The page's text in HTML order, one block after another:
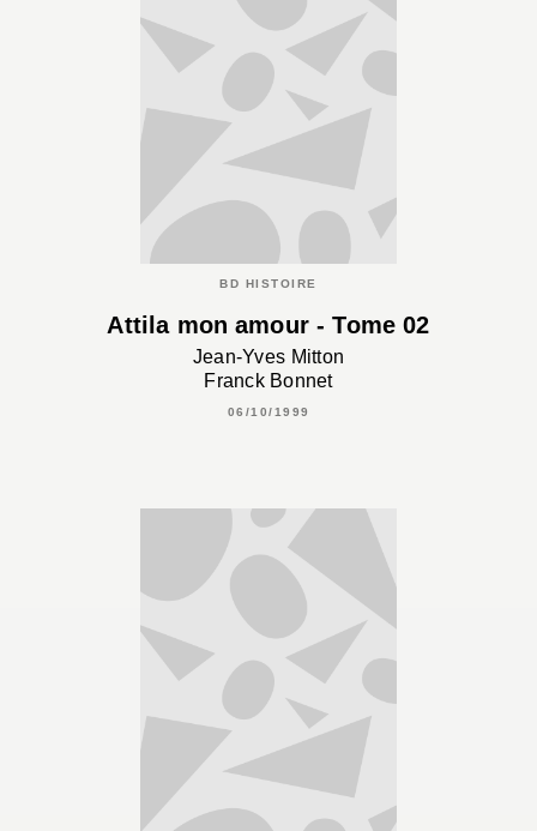
BD HISTOIRE
Attila mon amour - Tome 02
Jean-Yves Mitton
Franck Bonnet
06/10/1999